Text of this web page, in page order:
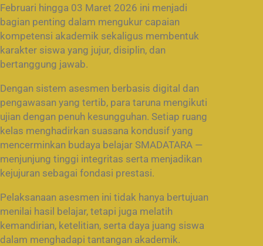
Februari hingga 03 Maret 2026 ini menjadi
bagian penting dalam mengukur capaian
kompetensi akademik sekaligus membentuk
karakter siswa yang jujur, disiplin, dan
bertanggung jawab.
Dengan sistem asesmen berbasis digital dan
pengawasan yang tertib, para taruna mengikuti
ujian dengan penuh kesungguhan. Setiap ruang
kelas menghadirkan suasana kondusif yang
mencerminkan budaya belajar SMADATARA —
menjunjung tinggi integritas serta menjadikan
kejujuran sebagai fondasi prestasi.
Pelaksanaan asesmen ini tidak hanya bertujuan
menilai hasil belajar, tetapi juga melatih
kemandirian, ketelitian, serta daya juang siswa
dalam menghadapi tantangan akademik.